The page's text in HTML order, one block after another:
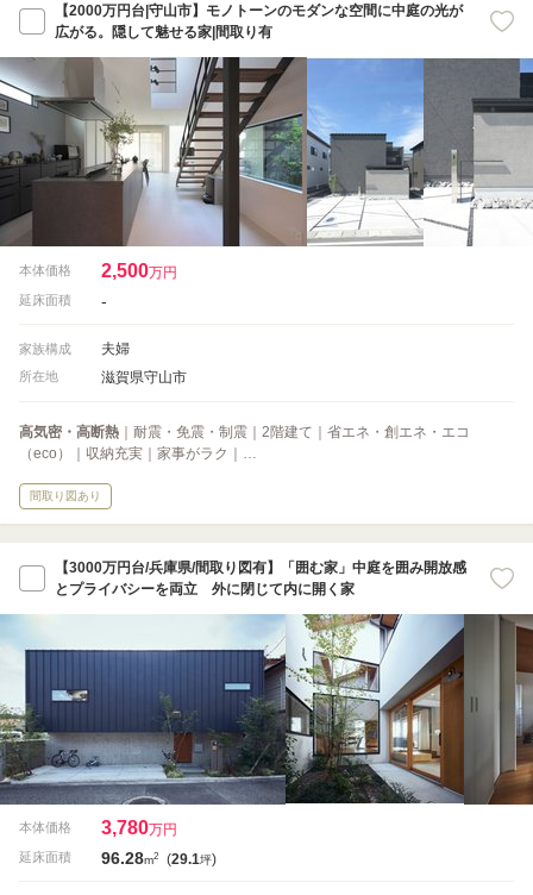
【2000万円台|守山市】モノトーンのモダンな空間に中庭の光が
広がる。隠して魅せる家|間取り有
本体価格 2,500万円
延床面積 -
家族構成 夫婦
所在地 滋賀県守山市
高気密・高断熱 ｜耐震・免震・制震｜2階建て｜省エネ・創エネ・エコ
（eco）｜収納充実｜家事がラク｜…
間取り図あり
【3000万円台/兵庫県/間取り図有】「囲む家」中庭を囲み開放感
とプライバシーを両立 外に閉じて内に開く家
本体価格 3,780万円
延床面積 96.28m2 (29.1坪)